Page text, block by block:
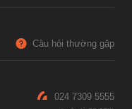
Câu hỏi thường gặp
024 7309 5555